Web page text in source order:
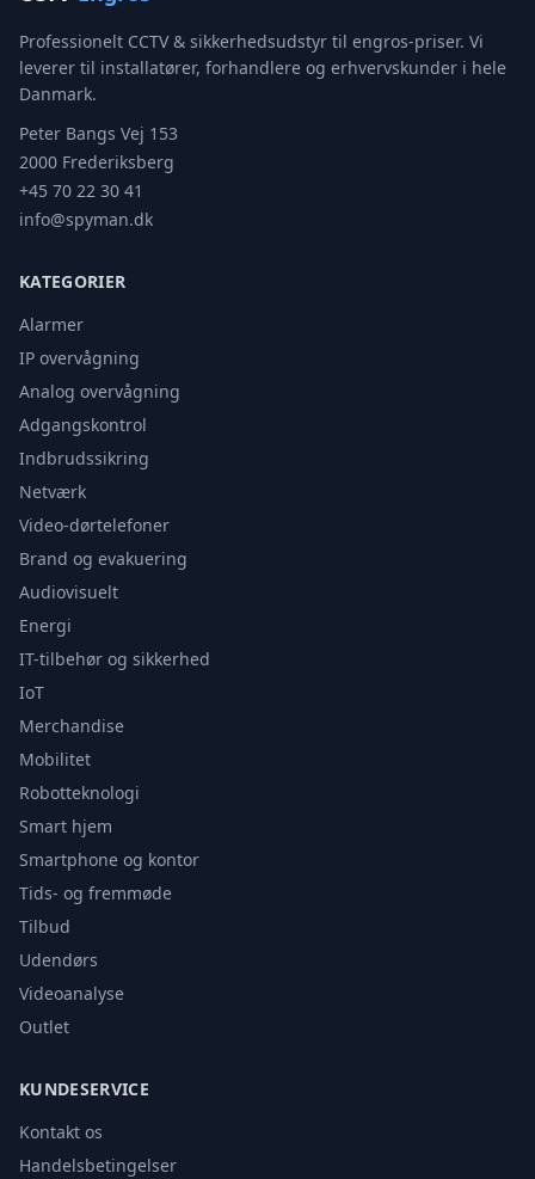
Professionelt CCTV & sikkerhedsudstyr til engros-priser. Vi
leverer til installatører, forhandlere og erhvervskunder i hele
Danmark.
Peter Bangs Vej 153
2000 Frederiksberg
+45 70 22 30 41
info@spyman.dk
KATEGORIER
Alarmer
IP overvågning
Analog overvågning
Adgangskontrol
Indbrudssikring
Netværk
Video-dørtelefoner
Brand og evakuering
Audiovisuelt
Energi
IT-tilbehør og sikkerhed
IoT
Merchandise
Mobilitet
Robotteknologi
Smart hjem
Smartphone og kontor
Tids- og fremmøde
Tilbud
Udendørs
Videoanalyse
Outlet
KUNDESERVICE
Kontakt os
Handelsbetingelser